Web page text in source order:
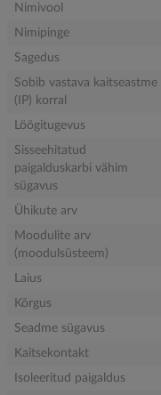
Nimivool
Nimipinge
Sagedus
Sobib vastava kaitseastme
(IP) korral
Löögitugevus
Sisseehitatud
paigalduskarbi vähim
sügavus
Ühikute arv
Moodulite arv
(moodulsüsteem)
Laius
Kõrgus
Seadme sügavus
Kaitsekontakt
Isoleeritud paigaldus